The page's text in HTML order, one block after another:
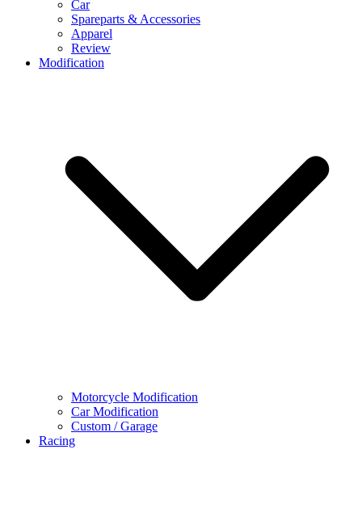
Car
Spareparts & Accessories
Apparel
Review
Modification
Motorcycle Modification
Car Modification
Custom / Garage
Racing